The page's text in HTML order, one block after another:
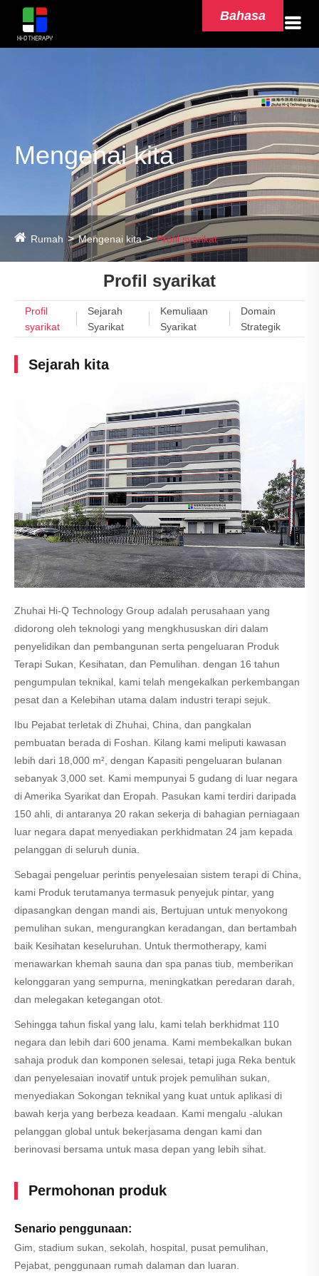
Bahasa
Mengenai kita
Rumah Mengenai kita Profil syarikat
Profil syarikat
Profil
syarikat
Sejarah
Syarikat
Kemuliaan
Syarikat
Domain
Strategik
Sejarah kita
Zhuhai Hi-Q Technology Group adalah perusahaan yang
didorong oleh teknologi yang mengkhususkan diri dalam
penyelidikan dan pembangunan serta pengeluaran Produk
Terapi Sukan, Kesihatan, dan Pemulihan. dengan 16 tahun
pengumpulan teknikal, kami telah mengekalkan perkembangan
pesat dan a Kelebihan utama dalam industri terapi sejuk.
Ibu Pejabat terletak di Zhuhai, China, dan pangkalan
pembuatan berada di Foshan. Kilang kami meliputi kawasan
lebih dari 18,000 m², dengan Kapasiti pengeluaran bulanan
sebanyak 3,000 set. Kami mempunyai 5 gudang di luar negara
di Amerika Syarikat dan Eropah. Pasukan kami terdiri daripada
150 ahli, di antaranya 20 rakan sekerja di bahagian perniagaan
luar negara dapat menyediakan perkhidmatan 24 jam kepada
pelanggan di seluruh dunia.
Sebagai pengeluar perintis penyelesaian sistem terapi di China,
kami Produk terutamanya termasuk penyejuk pintar, yang
dipasangkan dengan mandi ais, Bertujuan untuk menyokong
pemulihan sukan, mengurangkan keradangan, dan bertambah
baik Kesihatan keseluruhan. Untuk thermotherapy, kami
menawarkan khemah sauna dan spa panas tiub, memberikan
kelonggaran yang sempurna, meningkatkan peredaran darah,
dan melegakan ketegangan otot.
Sehingga tahun fiskal yang lalu, kami telah berkhidmat 110
negara dan lebih dari 600 jenama. Kami membekalkan bukan
sahaja produk dan komponen selesai, tetapi juga Reka bentuk
dan penyelesaian inovatif untuk projek pemulihan sukan,
menyediakan Sokongan teknikal yang kuat untuk aplikasi di
bawah kerja yang berbeza keadaan. Kami mengalu -alukan
pelanggan global untuk bekerjasama dengan kami dan
berinovasi bersama untuk masa depan yang lebih sihat.
Permohonan produk
Senario penggunaan:
Gim, stadium sukan, sekolah, hospital, pusat pemulihan,
Pejabat, penggunaan rumah dalaman dan luaran.